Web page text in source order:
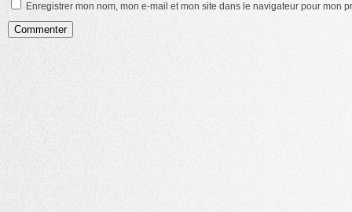
Enregistrer mon nom, mon e-mail et mon site dans le navigateur pour mon